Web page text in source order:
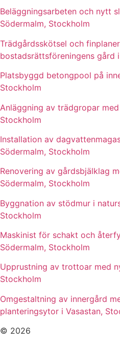
Beläggningsarbeten och nytt
Södermalm, Stockholm
Trädgårdsskötsel och
bostadsrättsföreningens gård
Platsbyggd betongpool på
Stockholm
Anläggning av trädgropar
Stockholm
Installation av
Södermalm, Stockholm
Renovering av gårdsbjälklag
Södermalm, Stockholm
Byggnation av stödmur i
Stockholm
Maskinist för schakt och
Södermalm, Stockholm
Upprustning av trottoar med
Stockholm
Omgestaltning av innergård
planteringsytor i Vasastan,
© 2026